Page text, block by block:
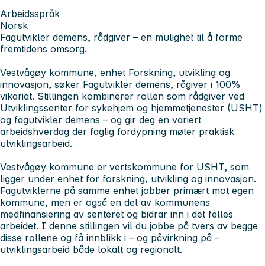
Arbeidsspråk
Norsk
Fagutvikler demens, rådgiver – en mulighet til å forme
fremtidens omsorg.
Vestvågøy kommune, enhet Forskning, utvikling og
innovasjon, søker Fagutvikler demens, rågiver i 100%
vikariat. Stillingen kombinerer rollen som rådgiver ved
Utviklingssenter for sykehjem og hjemmetjenester (USHT)
og fagutvikler demens – og gir deg en variert
arbeidshverdag der faglig fordypning møter praktisk
utviklingsarbeid.
Vestvågøy kommune er vertskommune for USHT, som
ligger under enhet for forskning, utvikling og innovasjon.
Fagutviklerne på samme enhet jobber primært mot egen
kommune, men er også en del av kommunens
medfinansiering av senteret og bidrar inn i det felles
arbeidet. I denne stillingen vil du jobbe på tvers av begge
disse rollene og få innblikk i – og påvirkning på –
utviklingsarbeid både lokalt og regionalt.